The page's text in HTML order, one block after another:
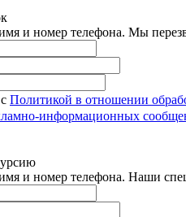
и номер телефона. Мы
Политикой в отношении
информационных
и номер телефона. Наши